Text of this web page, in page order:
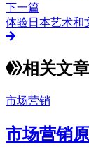
下一篇
体验日本艺术和
相关文章
市场营销
市场营销